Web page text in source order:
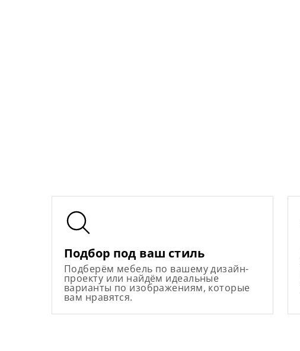
Подбор под ваш стиль
Подберём мебель по вашему дизайн-
проекту или найдём идеальные
варианты по изображениям, которые
вам нравятся.